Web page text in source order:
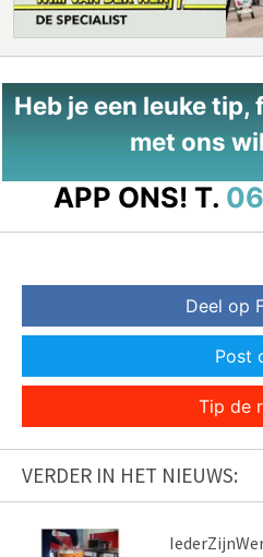
Heb je een leuke
met ons
APP ONS! T.
Deel op
Post
Tip de
VERDER IN HET NIEUWS: